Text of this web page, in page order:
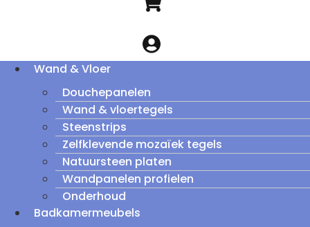
Wand & Vloer
Douchepanelen
Wand & vloertegels
Steenstrips
Zelfklevende mozaïek tegels
Natuursteen platen
Wandpanelen profielen
Onderhoud
Badkamermeubels